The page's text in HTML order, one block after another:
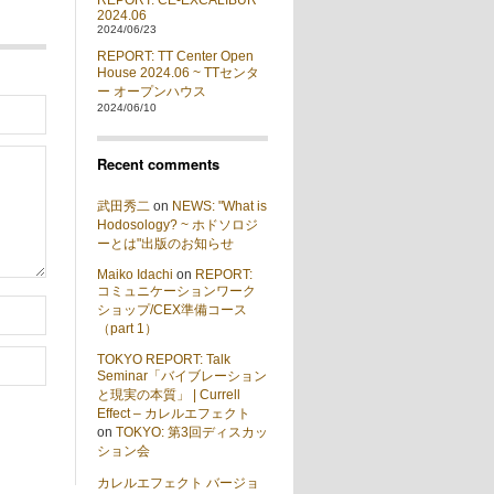
2024.06
2024/06/23
REPORT: TT Center Open
House 2024.06 ~ TTセンタ
ー オープンハウス
2024/06/10
Recent comments
武田秀二 on NEWS: "What is
Hodosology? ~ ホドソロジ
ーとは"出版のお知らせ
Maiko Idachi on REPORT:
コミュニケーションワーク
ショップ/CEX準備コース
（part 1）
TOKYO REPORT: Talk
Seminar「バイブレーション
と現実の本質」 | Currell
Effect – カレルエフェクト
on TOKYO: 第3回ディスカッ
ション会
カレルエフェクト バージョ